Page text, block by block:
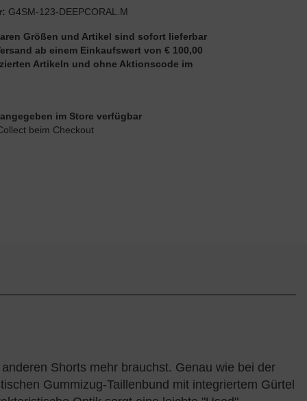
G4SM-123-DEEPCORAL.M
Größen und Artikel sind sofort lieferbar
ab einem Einkaufswert von € 100,00
Artikeln und ohne Aktionscode im
im Store verfügbar
beim Checkout
Shorts mehr brauchst. Genau wie bei der
Gummizug-Taillenbund mit integriertem Gürtel